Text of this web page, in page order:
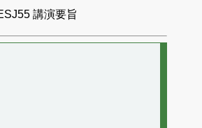
講演要旨